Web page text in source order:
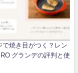
で焼き目がつく？レン
グランデの評判と使